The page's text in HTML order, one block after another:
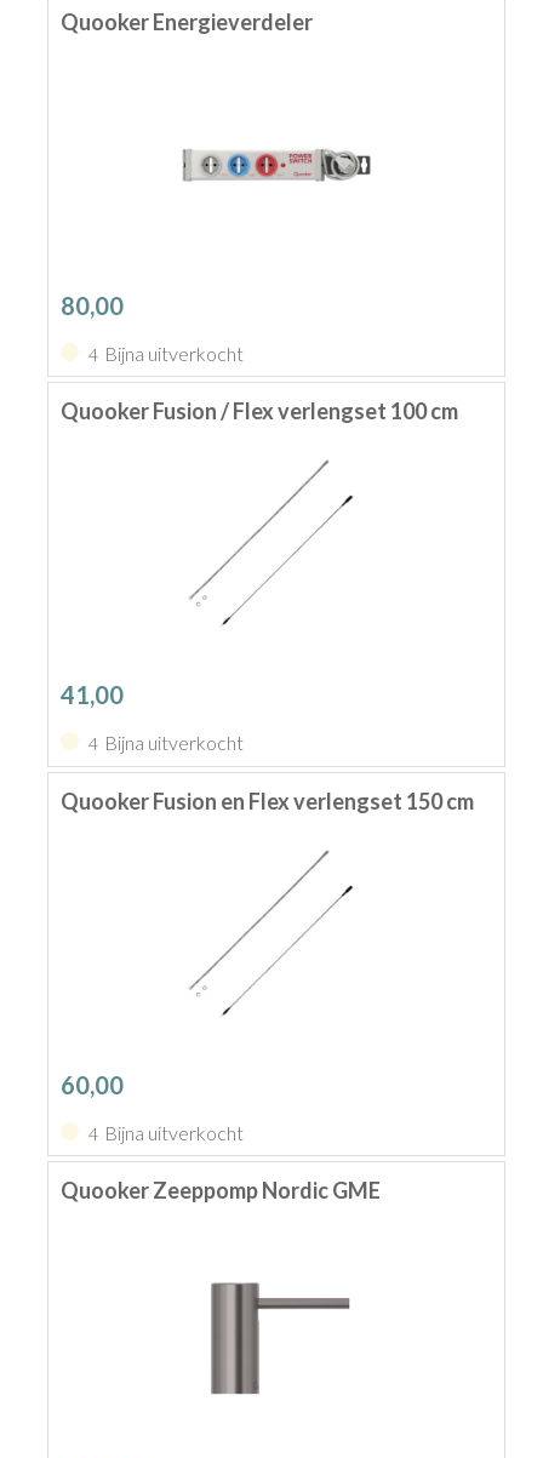
Quooker Energieverdeler
80,00
4 Bijna uitverkocht
Quooker Fusion / Flex verlengset 100 cm
41,00
4 Bijna uitverkocht
Quooker Fusion en Flex verlengset 150 cm
60,00
4 Bijna uitverkocht
Quooker Zeeppomp Nordic GME